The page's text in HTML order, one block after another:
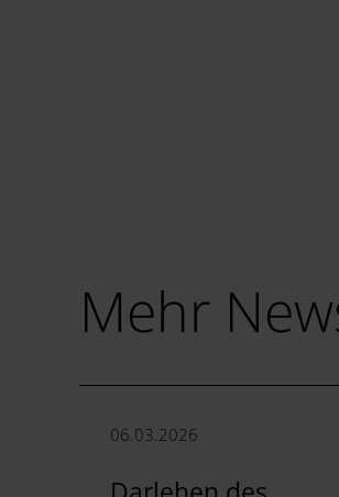
Mehr
06.03.2026